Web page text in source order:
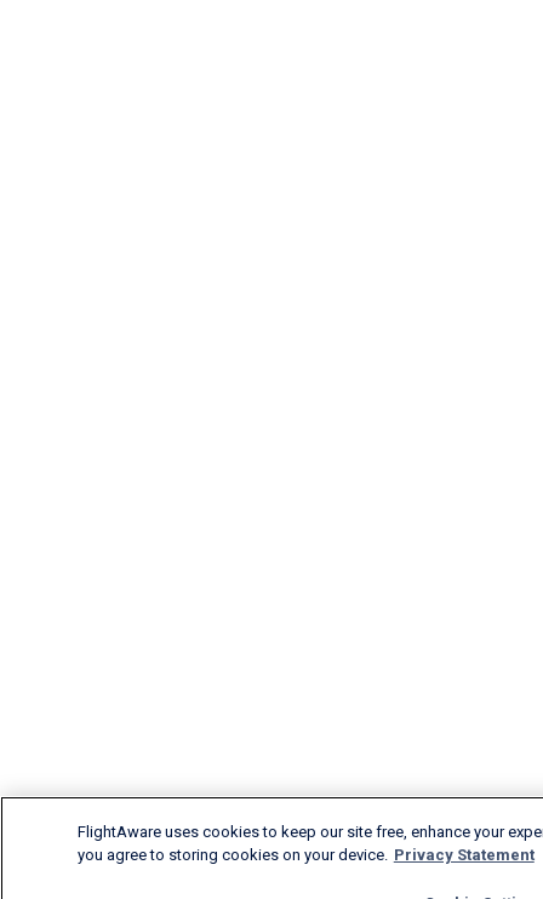
FlightAware uses cookies to keep our site free, enhance your
you agree to storing cookies on your device. Privacy Statement